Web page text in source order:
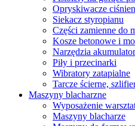
Opryskiwacze
Siekacz styropianu
Części zamienne do
Kosze betonowe i
Narzędzia
Piły i przecinarki
Wibratory zatapialne
Tarcze ścierne,
Maszyny blacharzne
Wyposażenie
Maszyny blacharze